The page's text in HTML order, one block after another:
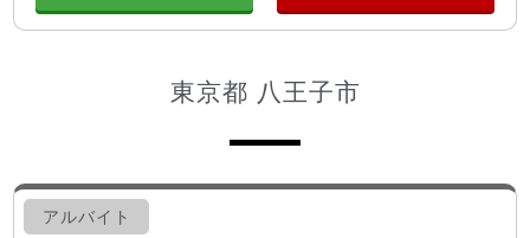
東京都 八王子市
アルバイト